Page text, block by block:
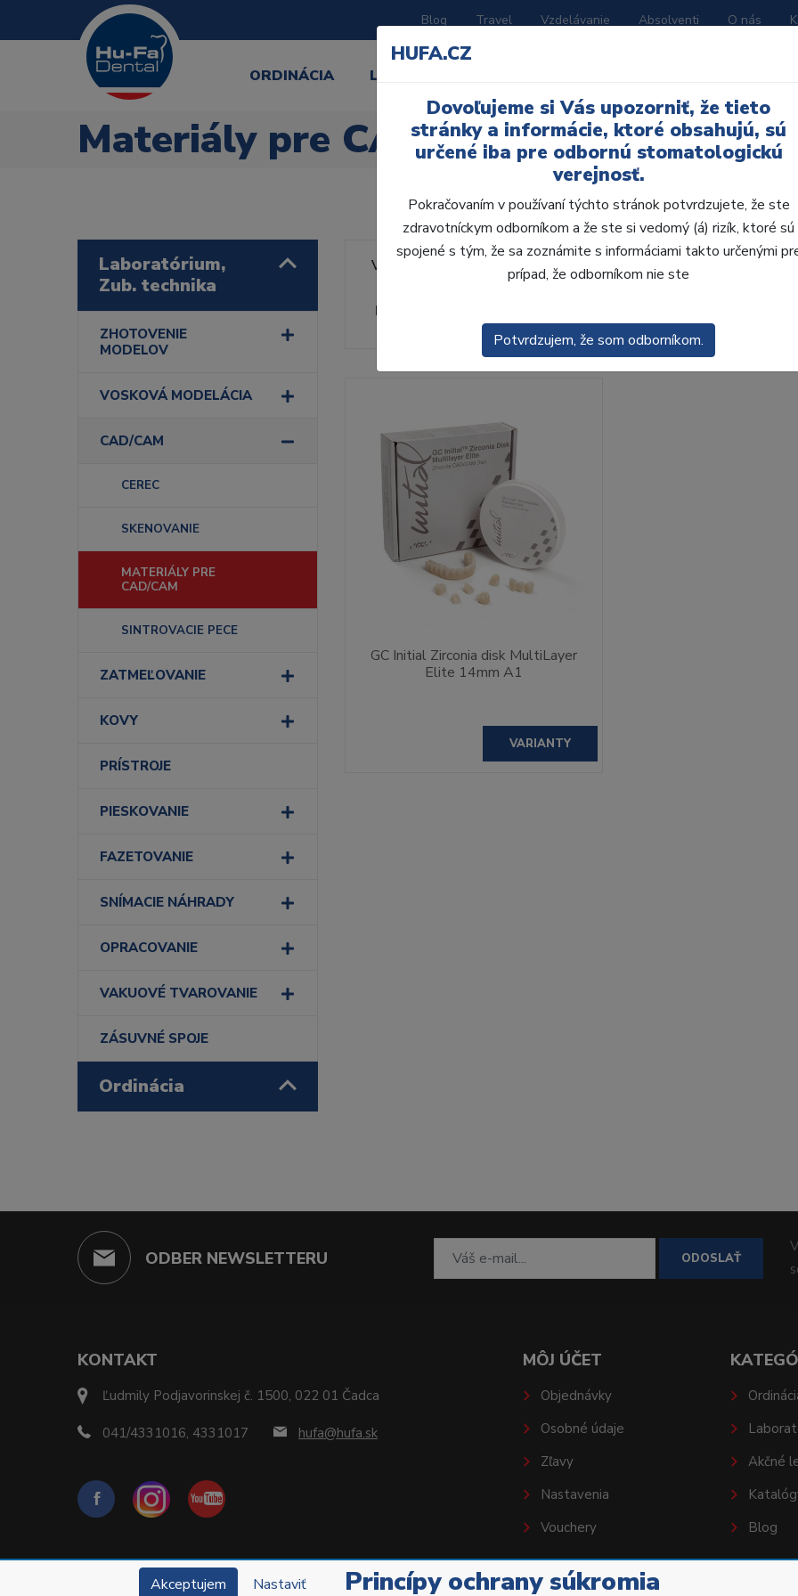
Blog Travel Vzdelávanie Absolventi O nás
ORDINÁCIA LABORATÓRIUM
Materiály pre CAD/CAM
Laboratórium,
Zub. technika
ZHOTOVENIE
MODELOV
VOSKOVÁ MODELÁCIA
CAD/CAM
CEREC
SKENOVANIE
MATERIÁLY PRE
CAD/CAM
SINTROVACIE PECE
ZATMEĽOVANIE
KOVY
PRÍSTROJE
PIESKOVANIE
FAZETOVANIE
SNÍMACIE NÁHRADY
OPRACOVANIE
VAKUOVÉ TVAROVANIE
ZÁSUVNÉ SPOJE
Ordinácia
Výrobca:
Radenie
GC Initial Zirconia disk MultiLayer
Elite 14mm A1
VARIANTY
ODBER NEWSLETTERU ODOSLAŤ
KONTAKT
Ľudmily Podjavorinskej č. 1500, 022 01 Čadca
041/4331016, 4331017 hufa@hufa.sk
MÔJ ÚČET
Objednávky
Osobné údaje
Zľavy
Nastavenia
Vouchery
Akčné
Blog
Akceptujem Nastaviť Princípy ochrany súkromia
HUFA.CZ
Dovoľujeme si Vás upozorniť, že tieto
stránky a informácie, ktoré obsahujú, sú
určené iba pre odbornú stomatologickú
verejnosť.
Pokračovaním v používaní týchto stránok potvrdzujete, že ste
zdravotníckym odborníkom a že ste si vedomý (á) rizík, ktoré sú
spojené s tým, že sa zoznámite s informáciami takto určenými
prípad, že odborníkom nie ste
Potvrdzujem, že som odborníkom.